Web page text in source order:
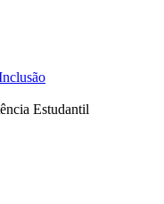
Estudantil